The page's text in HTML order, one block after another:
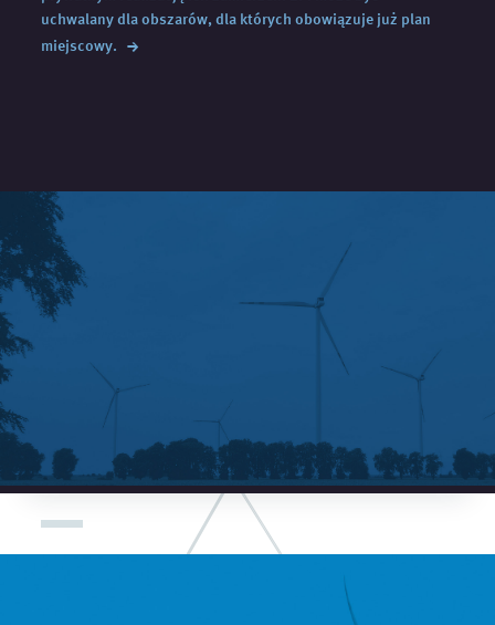
uchwalany dla obszarów, dla których obowiązuje już plan
miejscowy. →